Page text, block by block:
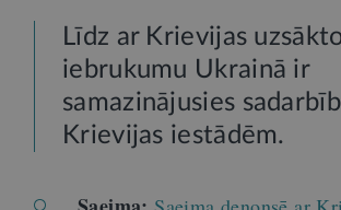
Līdz ar Krievijas
iebrukumu Ukrainā ir
samazinājusies
Krievijas iestādēm.